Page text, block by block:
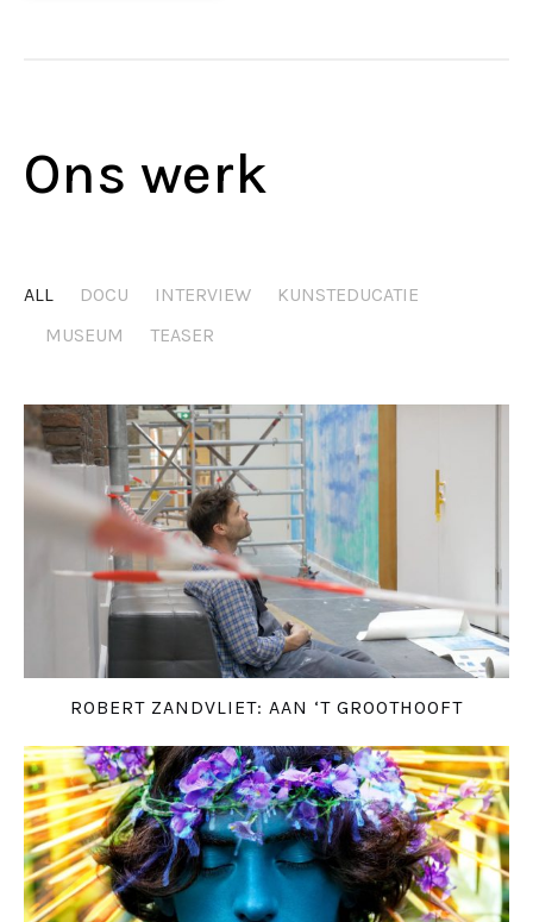
Ons werk
ALL DOCU INTERVIEW
KUNSTEDUCATIE
MUSEUM
TEASER
ROBERT ZANDVLIET: AAN ‘T GROOTHOOFT